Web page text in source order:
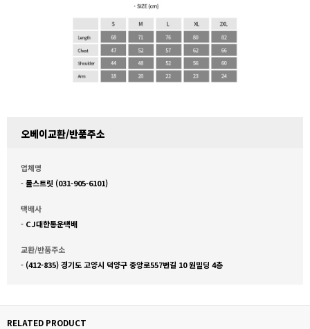
오베이교환/반품주소
업체명
-롤스트릿 (031-905-6101)
택배사
- CJ대한통운택배
교환/반품주소
- (412-835) 경기도 고양시 덕양구 중앙로557번길 10 원빌딩 4층
RELATED PRODUCT